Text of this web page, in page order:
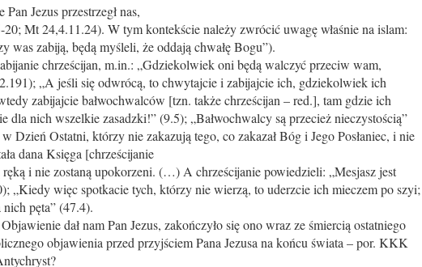
Jezus przestrzegł nas,
Mt 24,4.11.24). W tym kontekście należy zwrócić uwagę właśnie na islam:
zabiją, będą myśleli, że oddają chwałę Bogu”).
chrześcijan, m.in.: „Gdziekolwiek oni będą walczyć przeciw wam,
„A jeśli się odwrócą, to chwytajcie i zabijajcie ich, gdziekolwiek ich
zabijajcie bałwochwalców [tzn. także chrześcijan – red.], tam gdzie ich
nich wszelkie zasadzki!” (9.5); „Bałwochwalcy są przecież nieczystością”
Ostatni, którzy nie zakazują tego, co zakazał Bóg i Jego Posłaniec, i nie
dana Księga [chrześcijanie
i nie zostaną upokorzeni. (…) A chrześcijanie powiedzieli: „Mesjasz jest
więc spotkacie tych, którzy nie wierzą, to uderzcie ich mieczem po szyi;
pęta” (47.4).
dał nam Pan Jezus, zakończyło się ono wraz ze śmiercią ostatniego
objawienia przed przyjściem Pana Jezusa na końcu świata – por. KKK